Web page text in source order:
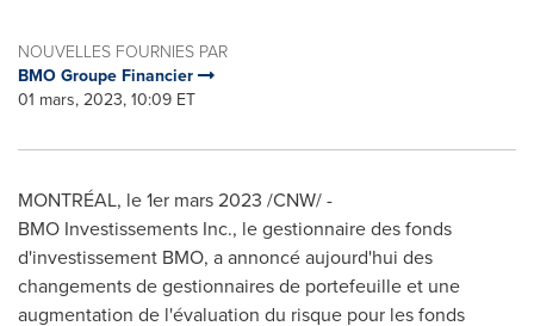
NOUVELLES FOURNIES PAR
BMO Groupe Financier
01 mars, 2023, 10:09 ET
MONTRÉAL, le 1er mars 2023 /CNW/ -
BMO Investissements Inc., le gestionnaire des fonds
d'investissement BMO, a annoncé aujourd'hui des
changements de gestionnaires de portefeuille et une
augmentation de l'évaluation du risque pour les fonds